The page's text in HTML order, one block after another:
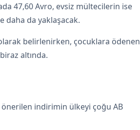
47,60 Avro, evsiz mültecilerin ise
daha da yaklaşacak.
belirlenirken, çocuklara ödenen
altında.
indirimin ülkeyi çoğu AB